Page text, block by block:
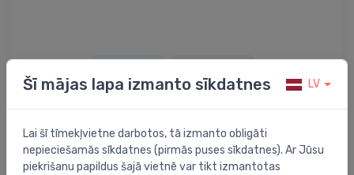
Dalīties:
Preces apraksts
Šī mājas lapa izmanto sīkdatnes LV
Lai šī tīmekļvietne darbotos, tā izmanto obligāti
nepieciešamās sīkdatnes (pirmās puses sīkdatnes). Ar Jūsu
piekrišanu papildus šajā vietnē var tikt izmantotas